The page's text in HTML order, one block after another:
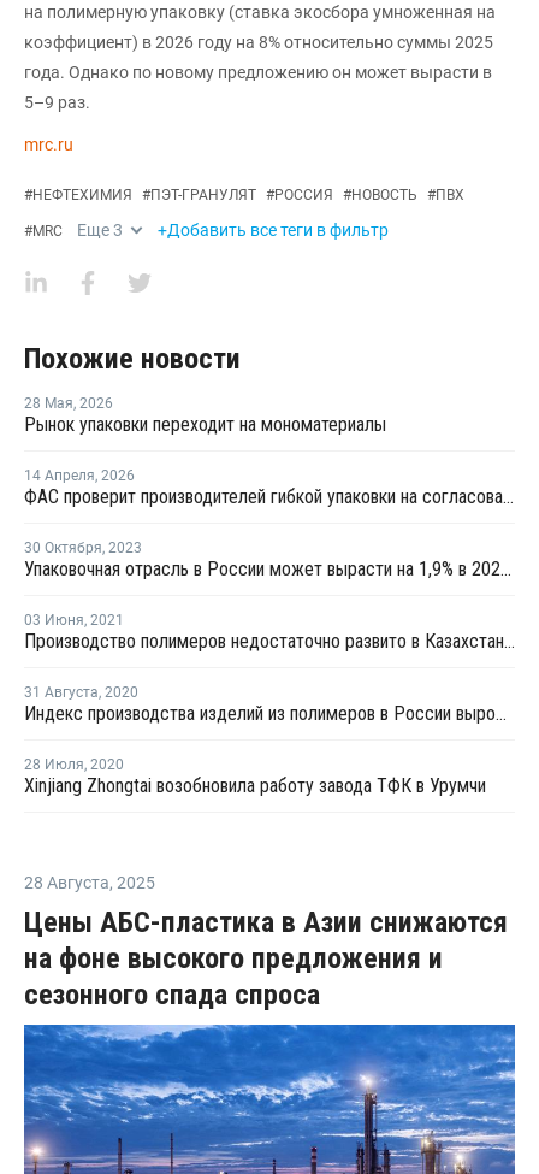
на полимерную упаковку (ставка экосбора умноженная на
коэффициент) в 2026 году на 8% относительно суммы 2025
года. Однако по новому предложению он может вырасти в
5–9 раз.
mrc.ru
#НЕФТЕХИМИЯ #ПЭТ-ГРАНУЛЯТ #РОССИЯ #НОВОСТЬ #ПВХ
#MRC Еще3 +Добавить все теги в фильтр
Похожие новости
28 Мая, 2026
Рынок упаковки переходит на мономатериалы
14 Апреля, 2026
ФАС проверит производителей гибкой упаковки на согласованное повышение цен
30 Октября, 2023
Упаковочная отрасль в России может вырасти на 1,9% в 2024 году - СИБУР
03 Июня, 2021
Производство полимеров недостаточно развито в Казахстане из-за отсутствия полноценного ГХК- вице-министр
31 Августа, 2020
Индекс производства изделий из полимеров в России вырос в январе - июле на 1,6%
28 Июля, 2020
Xinjiang Zhongtai возобновила работу завода ТФК в Урумчи
28 Августа, 2025
Цены АБС-пластика в Азии снижаются
на фоне высокого предложения и
сезонного спада спроса